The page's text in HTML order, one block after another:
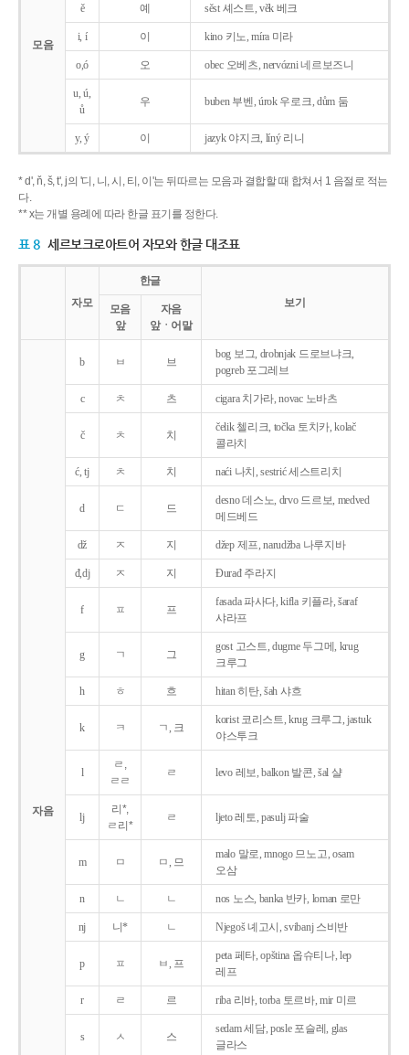
모음
ě 예 sěst 셰스트, věk 베크
i, í 이 kino 키노, míra 미라
o,ó 오 obec 오베츠, nervózni 네르보즈니
u, ú,
ů
우 buben 부벤, úrok 우로크, dům 둠
y, ý 이 jazyk야지크, líný 리니
* d', ň, š, t', j의 '디, 니, 시, 티, 이'는 뒤따르는 모음과 결합할 때 합쳐서 1 음절로 적는
다.
** x는 개별 용례에 따라 한글 표기를 정한다.
표 8 세르보크로아트어 자모와 한글 대조표
자모
한글
보기
모음
앞
자음
앞ㆍ어말
자음
b ㅂ 브
bog 보그, drobnjak 드로브냐크,
pogreb 포그레브
c ㅊ 츠 cigara 치가라, novac 노바츠
č ㅊ 치
čelik 첼리크, točka 토치카, kolač
콜라치
ć, tj ㅊ 치 naći 나치, sestrić 세스트리치
d ㄷ 드
desno 데스노, drvo 드르보, medved
메드베드
dž ㅈ 지 džep 제프, narudžba 나루지바
đ,dj ㅈ 지 Ðurađ 주라지
f ㅍ 프
fasada 파사다, kifla 키플라, šaraf
샤라프
g ㄱ 그
gost 고스트, dugme 두그메, krug
크루그
h ㅎ 흐 hitan 히탄, šah 샤흐
k ㅋ ㄱ, 크
korist 코리스트, krug 크루그, jastuk
야스투크
l
ㄹ,
ㄹㄹ
ㄹ levo 레보, balkon 발콘, šal 샬
lj
리*,
ㄹ리*
ㄹ ljeto 레토, pasulj 파술
m ㅁ ㅁ, 므
malo 말로, mnogo 므노고, osam
오삼
n ㄴ ㄴ nos 노스, banka 반카, loman 로만
nj 니* ㄴ Njegoš 녜고시, svibanj 스비반
p ㅍ ㅂ, 프
peta 페타, opština 옵슈티나, lep
레프
r ㄹ 르 riba 리바, torba 토르바, mir 미르
s ㅅ 스
sedam 세담, posle 포슬레, glas
글라스